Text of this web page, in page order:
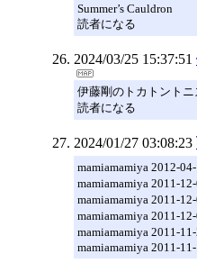
Summer’s Cauldron
読者になる
2024/03/25 15:37:51
伊藤剛のトカトントニ
読者になる
2024/01/27 03:08:23
mamiamamiya 2012-
mamiamamiya 2011-
mamiamamiya 2011-
mamiamamiya 2011-
mamiamamiya 2011-
mamiamamiya 2011-